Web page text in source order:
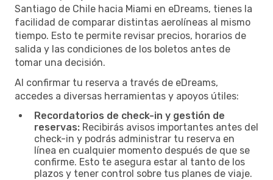
Santiago de Chile hacia Miami en eDreams, tienes la
facilidad de comparar distintas aerolíneas al mismo
tiempo. Esto te permite revisar precios, horarios de
salida y las condiciones de los boletos antes de
tomar una decisión.
Al confirmar tu reserva a través de eDreams,
accedes a diversas herramientas y apoyos útiles:
Recordatorios de check-in y gestión de
reservas: Recibirás avisos importantes antes del
check-in y podrás administrar tu reserva en
línea en cualquier momento después de que se
confirme. Esto te asegura estar al tanto de los
plazos y tener control sobre tus planes de viaje.